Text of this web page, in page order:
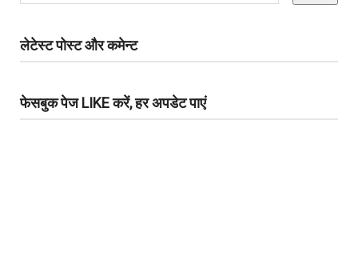
लेटेस्ट पोस्ट और कमेन्ट
फेसबुक पेज LIKE करें, हर अपडेट पाएं